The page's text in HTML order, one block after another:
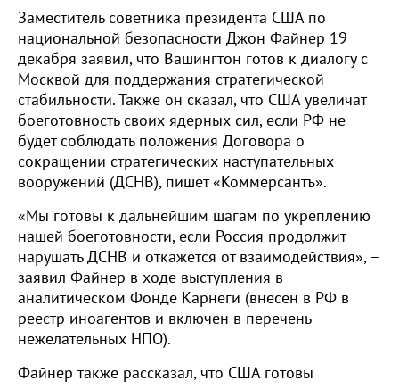
Заместитель советника президента США по
национальной безопасности Джон Файнер 19
декабря заявил, что Вашингтон готов к диалогу с
Москвой для поддержания стратегической
стабильности. Также он сказал, что США увеличат
боеготовность своих ядерных сил, если РФ не
будет соблюдать положения Договора о
сокращении стратегических наступательных
вооружений (ДСНВ), пишет «Коммерсантъ».
«Мы готовы к дальнейшим шагам по укреплению
нашей боеготовности, если Россия продолжит
нарушать ДСНВ и откажется от взаимодействия», –
заявил Файнер в ходе выступления в
аналитическом Фонде Карнеги (внесен в РФ в
реестр иноагентов и включен в перечень
нежелательных НПО).
Файнер также рассказал, что США готовы